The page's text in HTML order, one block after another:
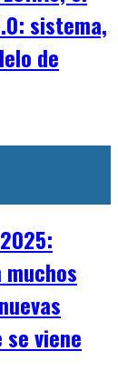
sistema,
de
viene